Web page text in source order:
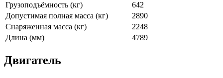
Грузоподъёмность (кг)
642
Допустимая полная масса (кг)
2890
Снаряженная масса (кг)
2248
Длина (мм)
4789
Двигатель